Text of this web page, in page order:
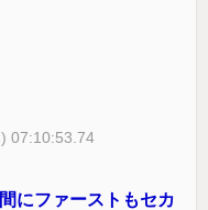
07:10:53.74
にファーストもセカ